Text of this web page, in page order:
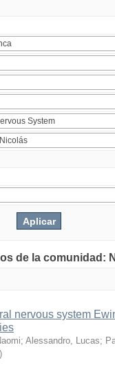
de la comunidad:
nervous system
; Alessandro, Lucas;
)